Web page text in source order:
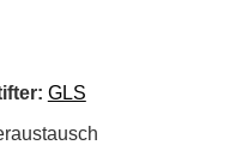
GLS